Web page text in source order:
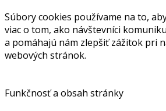
Súbory cookies používame na to,
viac o tom, ako návštevníci
a pomáhajú nám zlepšiť zážitok pri
webových stránok.
Funkčnosť a obsah stránky